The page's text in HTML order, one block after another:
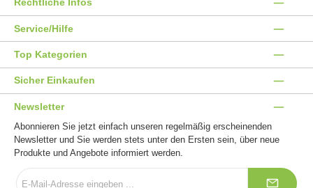
Rechtliche Infos
Service/Hilfe
Top Kategorien
Sicher Einkaufen
Newsletter
Abonnieren Sie jetzt einfach unseren regelmäßig erscheinenden
Newsletter und Sie werden stets unter den Ersten sein, über neue
Produkte und Angebote informiert werden.
Mail-